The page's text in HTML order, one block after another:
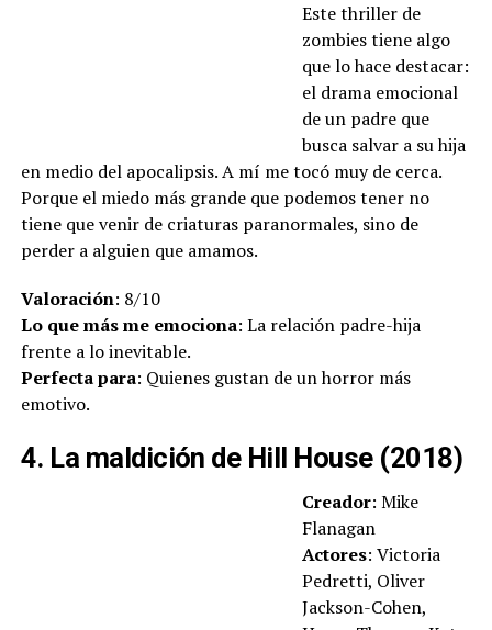
Este thriller de
zombies tiene algo
que lo hace destacar:
el drama emocional
de un padre que
busca salvar a su hija
en medio del apocalipsis. A mí me tocó muy de cerca.
Porque el miedo más grande que podemos tener no
tiene que venir de criaturas paranormales, sino de
perder a alguien que amamos.
Valoración: 8/10
Lo que más me emociona: La relación padre-hija
frente a lo inevitable.
Perfecta para: Quienes gustan de un horror más
emotivo.
4. La maldición de Hill House (2018)
Creador: Mike
Flanagan
Actores: Victoria
Pedretti, Oliver
Jackson-Cohen,